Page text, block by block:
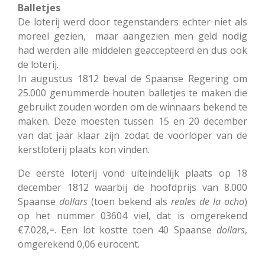
Balletjes
De loterij werd door tegenstanders echter niet als
moreel gezien, maar aangezien men geld nodig
had werden alle middelen geaccepteerd en dus ook
de loterij.
In augustus 1812 beval de Spaanse Regering om
25.000 genummerde houten balletjes te maken die
gebruikt zouden worden om de winnaars bekend te
maken. Deze moesten tussen 15 en 20 december
van dat jaar klaar zijn zodat de voorloper van de
kerstloterij plaats kon vinden.
De eerste loterij vond uiteindelijk plaats op 18
december 1812 waarbij de hoofdprijs van 8.000
Spaanse dollars (toen bekend als reales de la ocho)
op het nummer 03604 viel, dat is omgerekend
€7.028,=. Een lot kostte toen 40 Spaanse dollars,
omgerekend 0,06 eurocent.